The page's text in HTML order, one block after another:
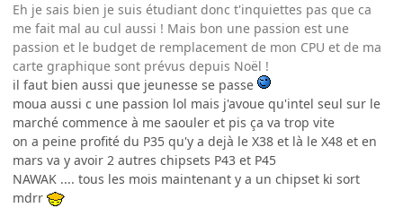
Eh je sais bien je suis étudiant donc t'inquiettes pas que ca
me fait mal au cul aussi ! Mais bon une passion est une
passion et le budget de remplacement de mon CPU et de ma
carte graphique sont prévus depuis Noël !
il faut bien aussi que jeunesse se passe
moua aussi c une passion lol mais j'avoue qu'intel seul sur le
marché commence à me saouler et pis ça va trop vite
on a peine profité du P35 qu'y a dejà le X38 et là le X48 et en
mars va y avoir 2 autres chipsets P43 et P45
NAWAK .... tous les mois maintenant y a un chipset ki sort
mdrr